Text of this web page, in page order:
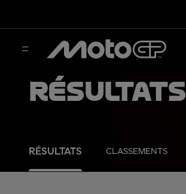
Résultats
RÉSULTATS CLASSEMENTS